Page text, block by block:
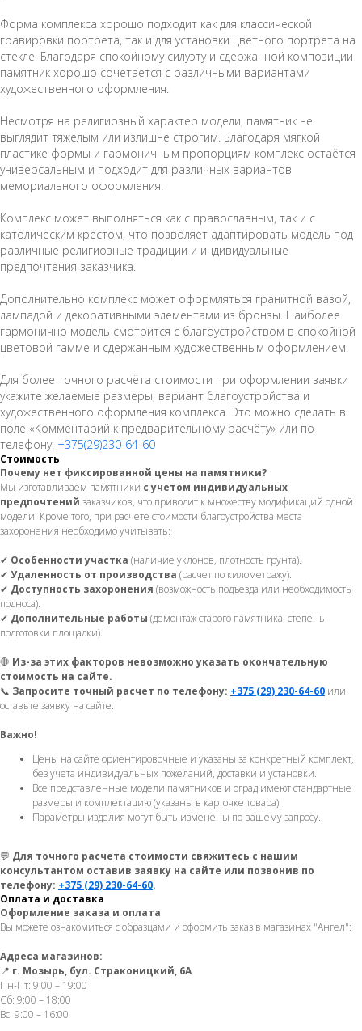
Форма комплекса хорошо подходит как для классической
гравировки портрета, так и для установки цветного портрета на
стекле. Благодаря спокойному силуэту и сдержанной композиции
памятник хорошо сочетается с различными вариантами
художественного оформления.
Несмотря на религиозный характер модели, памятник не
выглядит тяжёлым или излишне строгим. Благодаря мягкой
пластике формы и гармоничным пропорциям комплекс остаётся
универсальным и подходит для различных вариантов
мемориального оформления.
Комплекс может выполняться как с православным, так и с
католическим крестом, что позволяет адаптировать модель под
различные религиозные традиции и индивидуальные
предпочтения заказчика.
Дополнительно комплекс может оформляться гранитной вазой,
лампадой и декоративными элементами из бронзы. Наиболее
гармонично модель смотрится с благоустройством в спокойной
цветовой гамме и сдержанным художественным оформлением.
Для более точного расчёта стоимости при оформлении заявки
укажите желаемые размеры, вариант благоустройства и
художественного оформления комплекса. Это можно сделать в
поле «Комментарий к предварительному расчёту» или по
телефону: +375(29)230-64-60
Стоимость
Почему нет фиксированной цены на памятники?
Мы изготавливаем памятники с учетом индивидуальных
предпочтений заказчиков, что приводит к множеству модификаций одной
модели. Кроме того, при расчете стоимости благоустройства места
захоронения необходимо учитывать:
✔ Особенности участка (наличие уклонов, плотность грунта).
✔ Удаленность от производства (расчет по километражу).
✔ Доступность захоронения (возможность подъезда или необходимость
подноса).
✔ Дополнительные работы (демонтаж старого памятника, степень
подготовки площадки).
🛑 Из-за этих факторов невозможно указать окончательную
стоимость на сайте.
📞 Запросите точный расчет по телефону: +375 (29) 230-64-60 или
оставьте заявку на сайте.
Важно!
Цены на сайте ориентировочные и указаны за конкретный комплект,
без учета индивидуальных пожеланий, доставки и установки.
Все представленные модели памятников и оград имеют стандартные
размеры и комплектацию (указаны в карточке товара).
Параметры изделия могут быть изменены по вашему запросу.
💬 Для точного расчета стоимости свяжитесь с нашим
консультантом оставив заявку на сайте или позвонив по
телефону: +375 (29) 230-64-60.
Оплата и доставка
Оформление заказа и оплата
Вы можете ознакомиться с образцами и оформить заказ в магазинах "Ангел":
Адреса магазинов:
📍 г. Мозырь, бул. Страконицкий, 6А
Пн-Пт: 9:00 – 19:00
Сб: 9:00 – 18:00
Вс: 9:00 – 16:00